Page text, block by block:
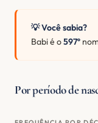
💡 Você sabia?
Babi é o597º
Por período de